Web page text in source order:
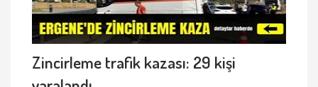
Zincirleme trafik kazası: 29 kişi